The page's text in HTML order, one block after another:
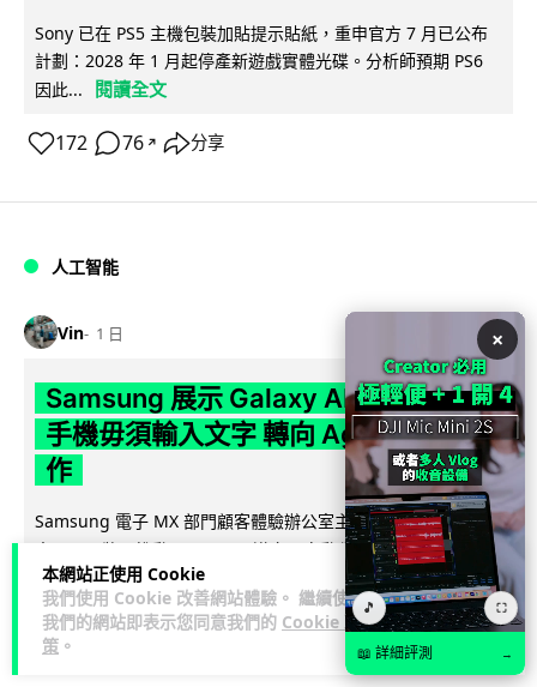
本網站正使用 Cookie
我們使用 Cookie 改善網站體驗。 繼續使用
我們的網站即表示您同意我們的 Cookie 政
策 。
Sony 已在 PS5 主機包裝加貼提示貼紙，重申官方 7 月已公布
計劃：2028 年 1 月起停產新遊戲實體光碟。分析師預期 PS6
因此...
閱讀全文
172 76 ↗ 分享
人工智能
Vin 1 日
Samsung 展示 Galaxy AI 新方向 未來
手機毋須輸入文字 轉向 Agent 全自動操
作
Samsung 電子 MX 部門顧客體驗辦公室主管兼副總裁 Jay Kim
表示，品牌正推動 Galaxy AI 邁向全自動化 Agent... 閱讀全
文
28 4↗ 分享
×
🎵 ⛶
📖 詳細評測 →